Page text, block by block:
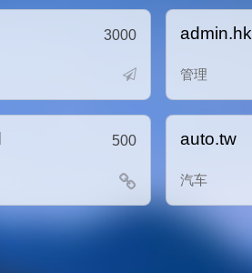
3000 admin.hk
管理
500 auto.tw
汽车